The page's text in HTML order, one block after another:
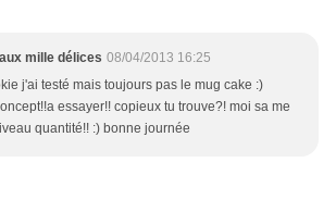
mille délices 08/04/2013 16:25
j'ai testé mais toujours pas le mug cake :)
essayer!! copieux tu trouve?! moi sa me
quantité!! :) bonne journée